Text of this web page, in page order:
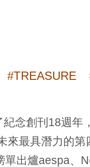
#TREASURE
念創刊18週年
來最具潛力的
單出爐aespa、